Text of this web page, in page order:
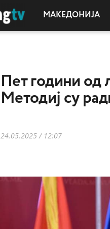
МАКЕДОНИЈА
Пет години од
Методиј су
24.05.2025 / 12:07